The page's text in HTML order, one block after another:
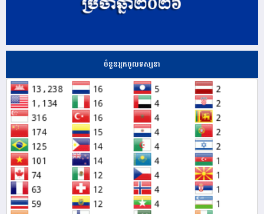
ចំនួនអ្នកចូលទស្សនា